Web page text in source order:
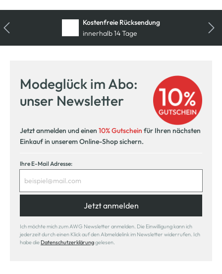
Kostenfreie Rücksendung
innerhalb 14 Tage
Modeglück im Abo:
unser Newsletter
Jetzt anmelden und einen 10% Gutschein für Ihren nächsten
Einkauf in unserem Online-Shop sichern.
Ihre E-Mail Adresse:
Jetzt anmelden
Ich möchte mich zum AWG Newsletter anmelden. Die Einwilligung kann ich
jederzeit durch einen Klick auf den Abmeldelink im Newsletter widerrufen. Ich
habe die Datenschutzerklärunggelesen.